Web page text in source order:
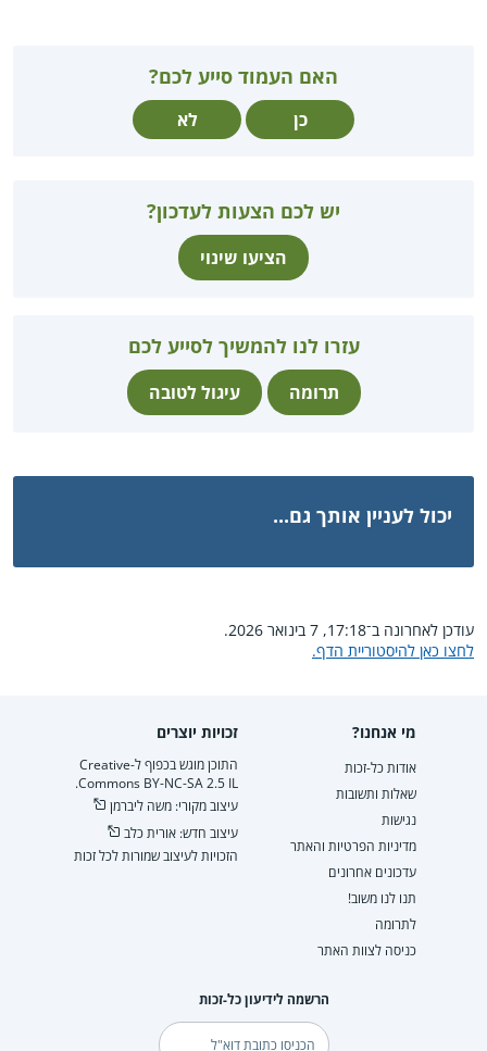
האם העמוד סייע לכם?
כן לא
יש לכם הצעות לעדכון?
הציעו שינוי
עזרו לנו להמשיך לסייע לכם
תרומה עיגול לטובה
יכול לעניין אותך גם...
עודכן לאחרונה ב־17:18, 7 בינואר 2026.
לחצו כאן להיסטוריית הדף.
מי אנחנו?
אודות כל-זכות
שאלות ותשובות
נגישות
מדיניות הפרטיות והאתר
עדכונים אחרונים
תנו לנו משוב!
לתרומה
כניסה לצוות האתר
זכויות יוצרים
התוכן מוגש בכפוף ל-Creative
Commons BY-NC-SA 2.5 IL.
עיצוב מקורי: משה ליברמן
עיצוב חדש: אורית כלב
הזכויות לעיצוב שמורות לכל זכות
הרשמה לידיעון כל-זכות
דוא"ל